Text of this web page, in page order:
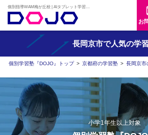
お
長岡京市で人気の学
個別学習塾『DOJO』トップ > 京都府の学習塾 > 長岡京市
小学1年生以上対象